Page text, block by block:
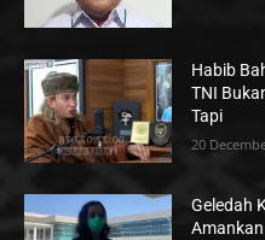
Habib
TNI
Tapi
20
Geledah